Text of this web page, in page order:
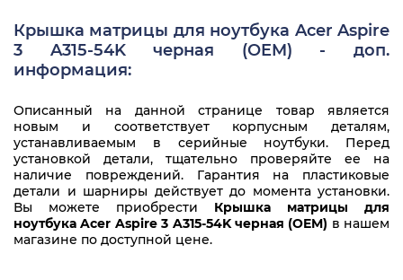
Крышка матрицы для ноутбука Acer Aspire
3 A315-54K черная (OEM) - доп.
информация:
Описанный на данной странице товар является
новым и соответствует корпусным деталям,
устанавливаемым в серийные ноутбуки. Перед
установкой детали, тщательно проверяйте ее на
наличие повреждений. Гарантия на пластиковые
детали и шарниры действует до момента установки.
Вы можете приобрести Крышка матрицы для
ноутбука Acer Aspire 3 A315-54K черная (OEM) в нашем
магазине по доступной цене.